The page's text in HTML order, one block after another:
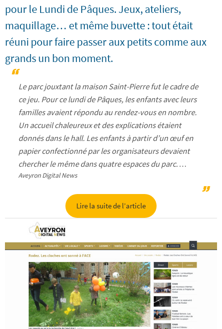
pour le Lundi de Pâques. Jeux, ateliers,
maquillage… et même buvette : tout était
réuni pour faire passer aux petits comme aux
grands un bon moment.
Le parc jouxtant la maison Saint-Pierre fut le cadre de
ce jeu. Pour ce lundi de Pâques, les enfants avec leurs
familles avaient répondu au rendez-vous en nombre.
Un accueil chaleureux et des explications étaient
donnés dans le hall. Les enfants à partir d’un œuf en
papier confectionné par les organisateurs devaient
chercher le même dans quatre espaces du parc. …
Aveyron Digital News
Lire la suite de l’article